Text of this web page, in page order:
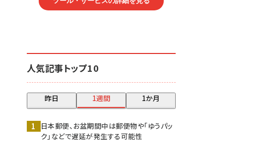
人気記事トップ10
昨日 1週間 1か月
日本郵便、お盆期間中は郵便物や「ゆうパッ
ク」などで遅延が発生する可能性